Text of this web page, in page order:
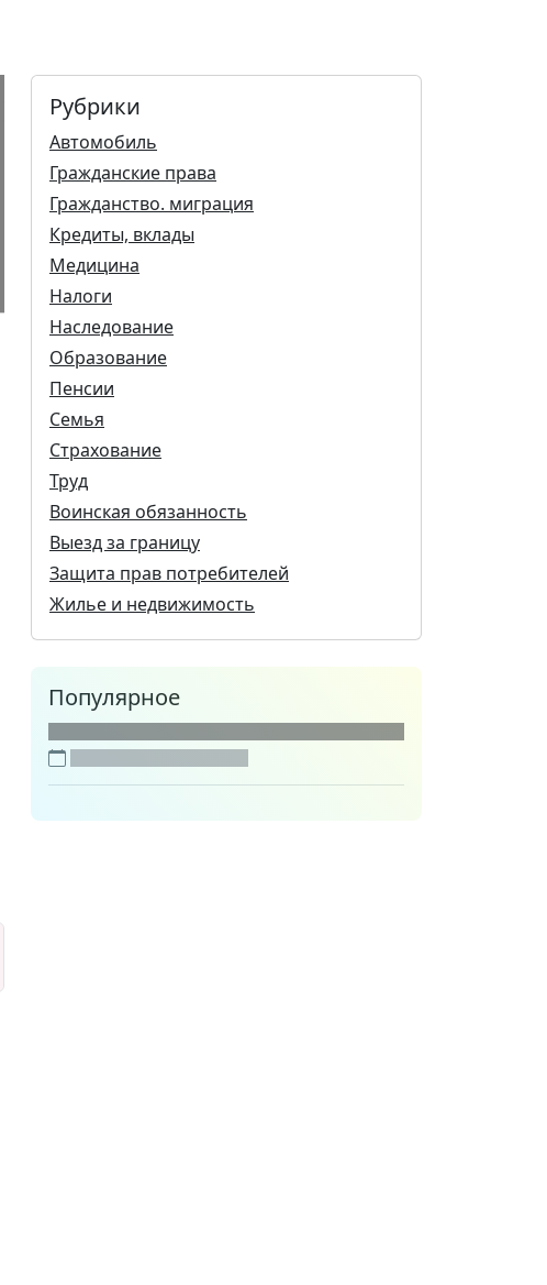
Рубрики
Автомобиль
Гражданские права
Гражданство. миграция
Кредиты, вклады
Медицина
Налоги
Наследование
Образование
Пенсии
Семья
Страхование
Труд
Воинская обязанность
Выезд за границу
Защита прав потребителей
Жилье и недвижимость
Популярное